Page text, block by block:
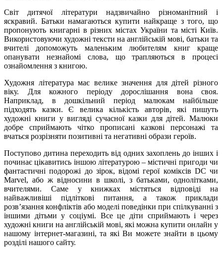
Світ дитячої літератури надзвичайно різноманітний і
яскравий. Батьки намагаються купити найкраще з того, що
пропонують книгарні в різних містах України та місті Київ.
Використовуючи художні тексти на англійській мові, батьки та
вчителі допоможуть маленьким любителям книг краще
опанувати незнайомі слова, що трапляються в процесі
ознайомлення з книгою.
Художня література має велике значення для дітей різного
віку. Для кожного періоду дорослішання вона своя.
Наприклад, в дошкільний період малюкам найбільше
підходять казки. Є велика кількість авторів, які пишуть
художні книги у вигляді сучасної казки для дітей. Малюки
добре сприймають чітко прописані казкові персонажі та
вчаться розрізняти позитивні та негативні образи героїв.
Поступово дитина переходить від одних захоплень до інших і
починає цікавитись іншою літературою – містичні пригоди чи
фантастичні подорожі до зірок, відомі герої коміксів DC чи
Marvel, або ж відносини в школі, з батьками, однолітками,
вчителями. Саме у книжках містяться відповіді на
найважливіші підліткові питання, а також приклади
розв’язання конфліктів або моделі поведінки при спілкуванні з
іншими дітьми у соціумі. Все це діти сприймають і через
художні книги на англійській мові, які можна купити онлайн у
нашому інтернет-магазині, та які Ви можете знайти в цьому
розділі нашого сайту.